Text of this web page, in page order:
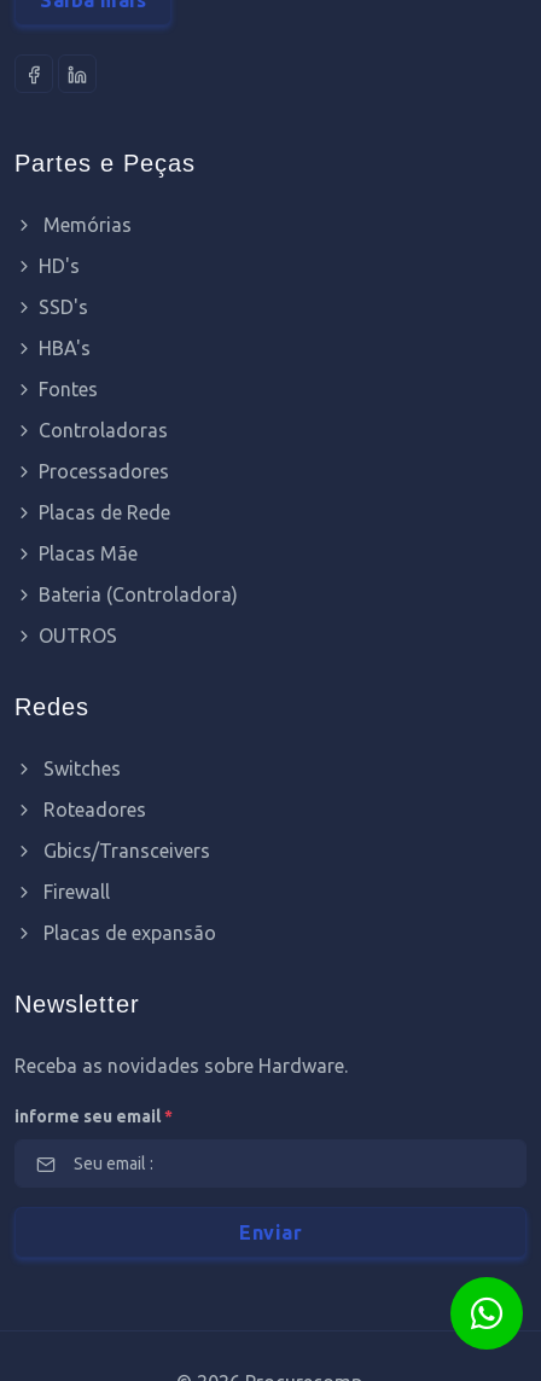
Partes e Peças
Memórias
HD's
SSD's
HBA's
Fontes
Controladoras
Processadores
Placas de Rede
Placas Mãe
Bateria (Controladora)
OUTROS
Redes
Switches
Roteadores
Gbics/Transceivers
Firewall
Placas de expansão
Newsletter
Receba as novidades sobre Hardware.
informe seu email*